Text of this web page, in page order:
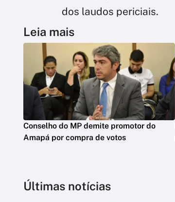
dos laudos periciais.
Leia mais
Conselho do MP demite promotor do
Amapá por compra de votos
Últimas notícias